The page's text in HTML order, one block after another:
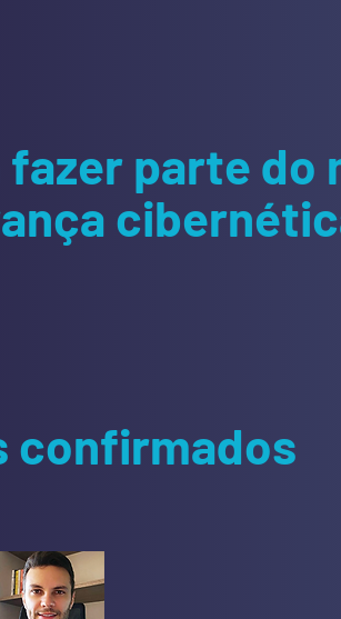
parte do
confirmados